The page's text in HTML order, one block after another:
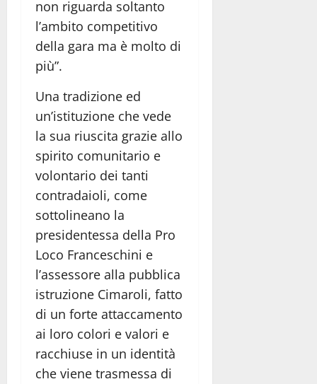
non riguarda soltanto
l’ambito competitivo
della gara ma è molto di
più”.
Una tradizione ed
un’istituzione che vede
la sua riuscita grazie allo
spirito comunitario e
volontario dei tanti
contradaioli, come
sottolineano la
presidentessa della Pro
Loco Franceschini e
l’assessore alla pubblica
istruzione Cimaroli, fatto
di un forte attaccamento
ai loro colori e valori e
racchiuse in un identità
che viene trasmessa di